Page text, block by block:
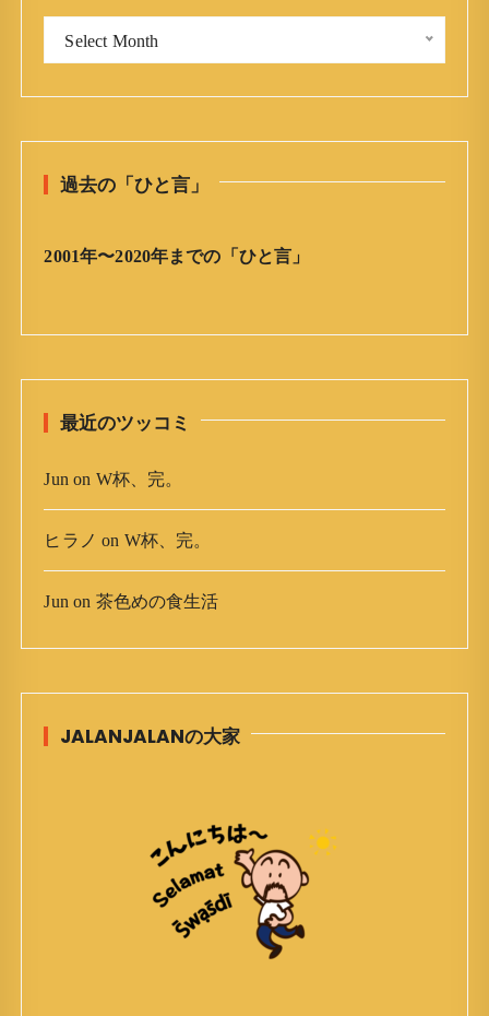
ひ
言
ア
Select Month
過去の「ひと言」
2001年〜2020年までの「ひと言」
最近のツッコミ
Jun on W杯、完。
ヒラノ on W杯、完。
Jun on 茶色めの食生活
JALANJALANの大家